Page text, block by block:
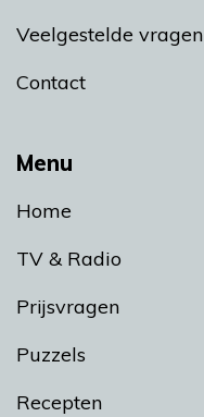
Menu
Home
TV & Radio
Prijsvragen
Puzzels
Recepten
Veelgestelde vragen
Contact